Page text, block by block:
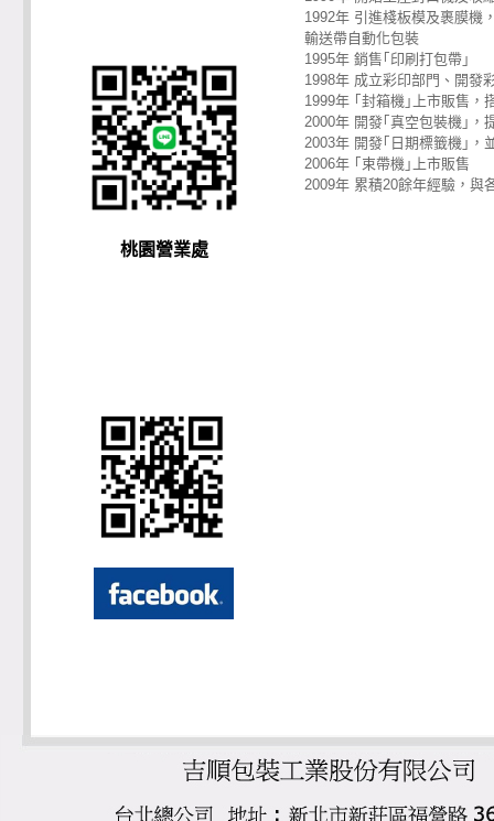
桃園營業處
1992年 引進棧板模及裹膜機
輸送帶自動化包裝
1995年 銷售｢印刷打包帶｣
1998年 成立彩印部門、開發
1999年 ｢封箱機｣上市販售，
2000年 開發｢真空包裝機｣，
2003年 開發｢日期標籤機｣，
2006年 ｢束帶機｣上市販售
2009年 累積20餘年經驗，與